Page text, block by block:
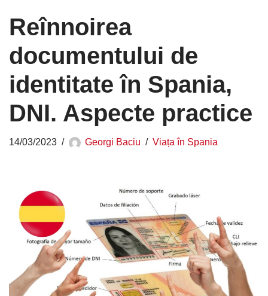
Reînnoirea
documentului de
identitate în Spania,
DNI. Aspecte practice
14/03/2023 Georgi Baciu Viața în Spania